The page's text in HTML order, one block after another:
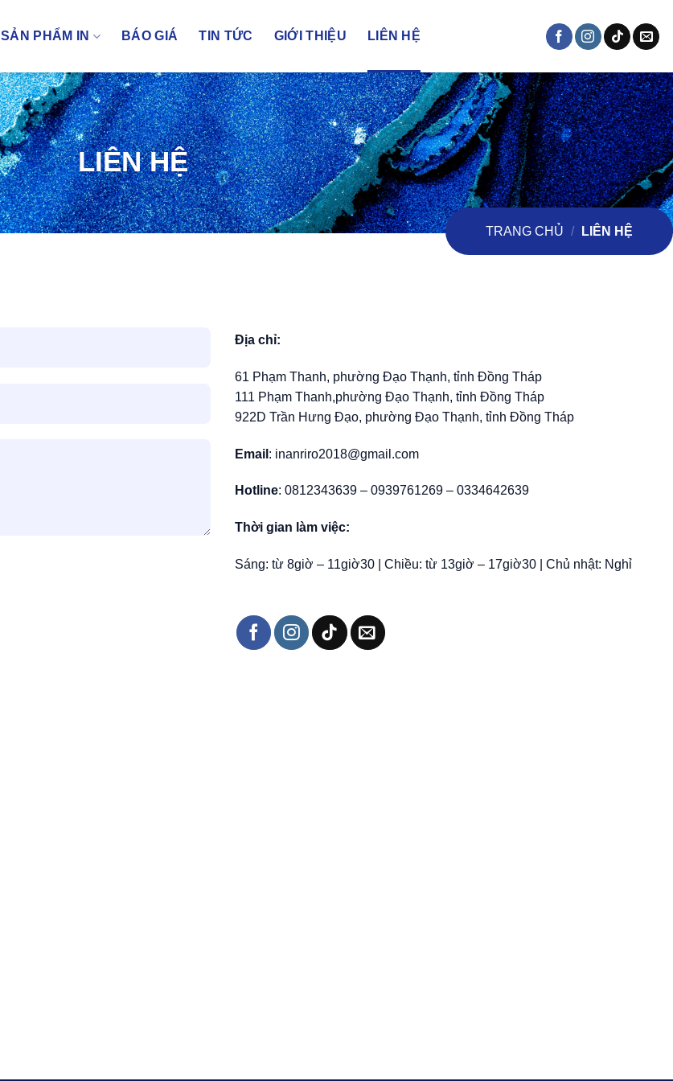
SẢN PHẨM IN BÁO GIÁ TIN TỨC GIỚI THIỆU LIÊN HỆ
LIÊN HỆ
TRANG CHỦ / LIÊN HỆ
Địa chỉ:
61 Phạm Thanh, phường Đạo Thạnh, tỉnh Đồng Tháp
111 Phạm Thanh,phường Đạo Thạnh, tỉnh Đồng Tháp
922D Trần Hưng Đạo, phường Đạo Thạnh, tỉnh Đồng Tháp
Email : inanriro2018@gmail.com
Hotline: 0812343639 – 0939761269 – 0334642639
Thời gian làm việc:
Sáng: từ 8giờ – 11giờ30 | Chiều: từ 13giờ – 17giờ30 | Chủ nhật: Nghỉ